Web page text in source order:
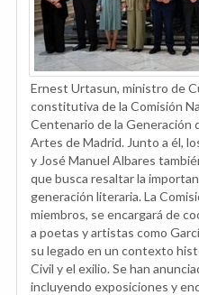
Ernest Urtasun, ministro de
constitutiva de la Comisión
Centenario de la Generación
Artes de Madrid. Junto a él,
y José Manuel Albares
que busca resaltar la
generación literaria. La
miembros, se encargará de
a poetas y artistas como
su legado en un contexto
Civil y el exilio. Se han
incluyendo exposiciones y